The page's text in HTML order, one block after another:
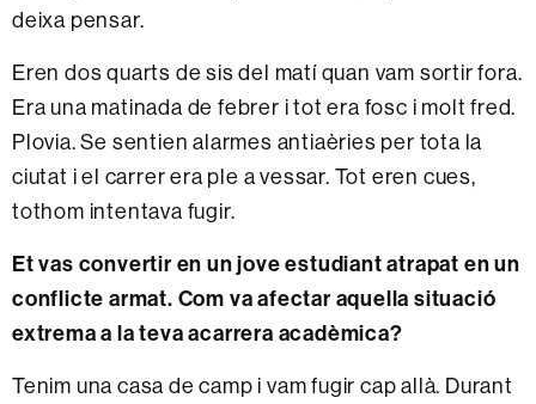
deixa pensar.
Eren dos quarts de sis del matí quan vam sortir fora.
Era una matinada de febrer i tot era fosc i molt fred.
Plovia. Se sentien alarmes antiaèries per tota la
ciutat i el carrer era ple a vessar. Tot eren cues,
tothom intentava fugir.
Et vas convertir en un jove estudiant atrapat en un
conflicte armat. Com va afectar aquella situació
extrema a la teva acarrera acadèmica?
Tenim una casa de camp i vam fugir cap allà. Durant